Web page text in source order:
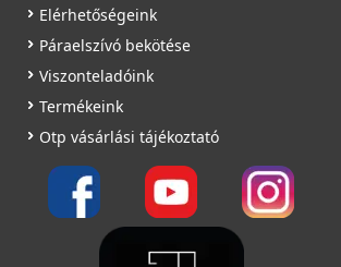
Elérhetőségeink
Páraelszívó bekötése
Viszonteladóink
Termékeink
Otp vásárlási tájékoztató